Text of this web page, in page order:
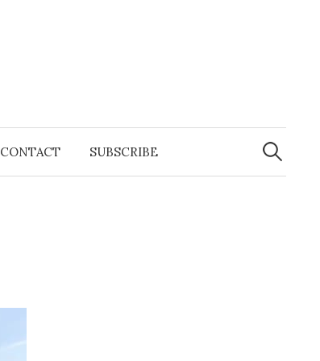
CONTACT SUBSCRIBE
Search
for: